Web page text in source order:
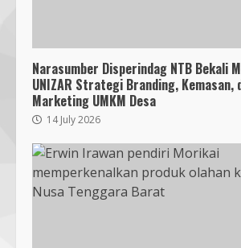
Narasumber Disperindag NTB Bekali
UNIZAR Strategi Branding, Kemasan,
Marketing UMKM Desa
14 July 2026